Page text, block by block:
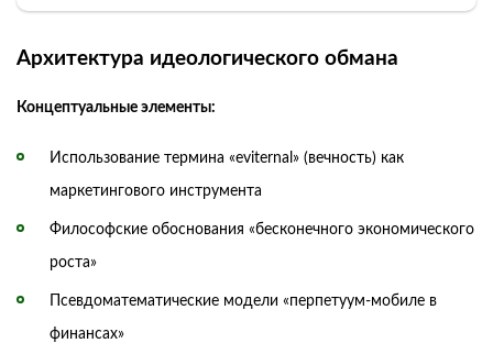
Архитектура идеологического обмана
Концептуальные элементы:
Использование термина «eviternal» (вечность) как
маркетингового инструмента
Философские обоснования «бесконечного экономического
роста»
Псевдоматематические модели «перпетуум-мобиле в
финансах»